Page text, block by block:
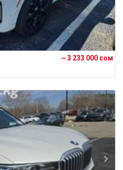
~ 3 233 000 сом